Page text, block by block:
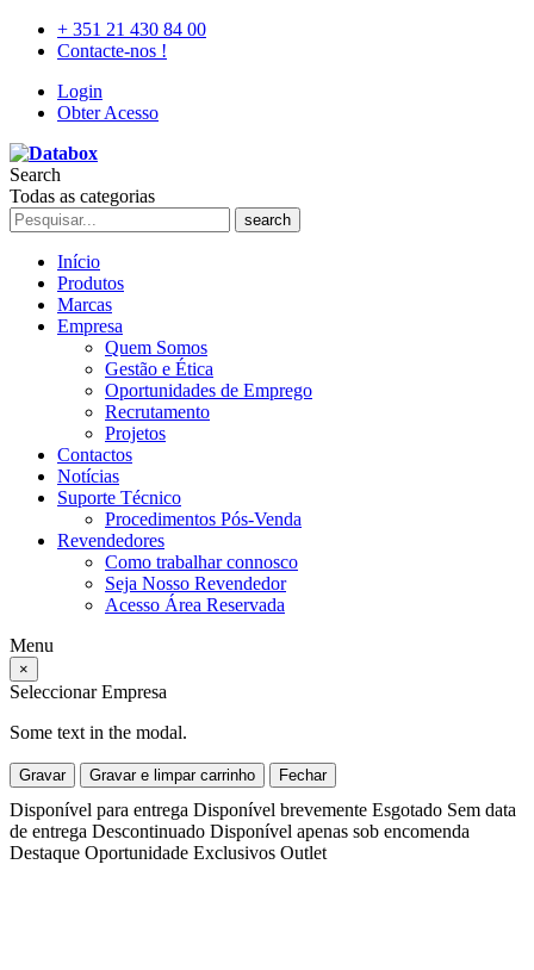
+ 351 21 430 84 00
Contacte-nos !
Login
Obter Acesso
Search
Todas as categorias
search
Início
Produtos
Marcas
Empresa
Quem Somos
Gestão e Ética
Oportunidades de Emprego
Recrutamento
Projetos
Contactos
Notícias
Suporte Técnico
Procedimentos Pós-Venda
Revendedores
Como trabalhar connosco
Seja Nosso Revendedor
Acesso Área Reservada
Menu
×
Seleccionar Empresa
Some text in the modal.
Gravar Gravar e limpar carrinho Fechar
Disponível para entrega Disponível brevemente Esgotado Sem data
de entrega Descontinuado Disponível apenas sob encomenda
Destaque Oportunidade Exclusivos Outlet